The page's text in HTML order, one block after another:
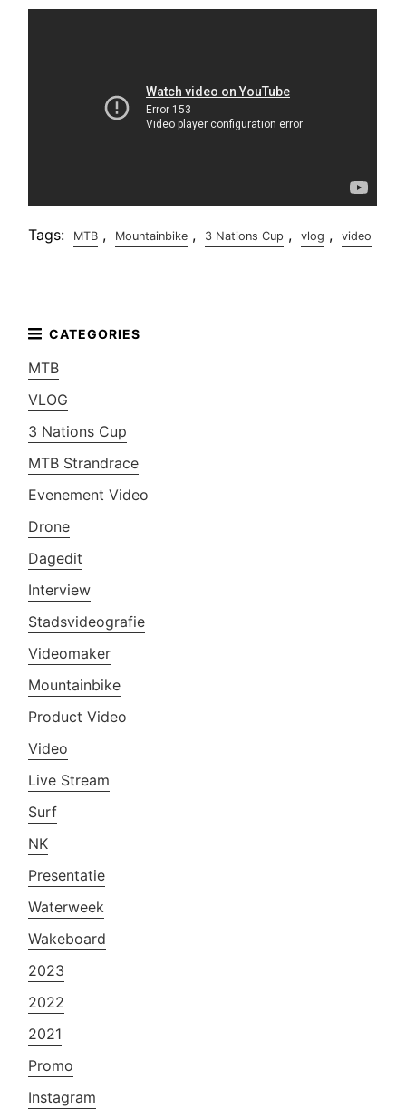
Tags: MTB , Mountainbike , 3 Nations Cup , vlog , video
MTB
VLOG
3 Nations Cup
MTB Strandrace
Evenement Video
Drone
Dagedit
Interview
Stadsvideografie
Videomaker
Mountainbike
Product Video
Video
Live Stream
Surf
NK
Presentatie
Waterweek
Wakeboard
2023
2022
2021
Promo
Instagram